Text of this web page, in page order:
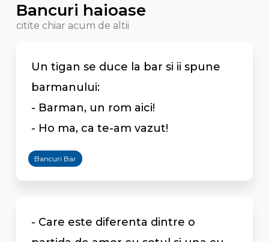
Bancuri haioase
citite chiar acum de altii
Un tigan se duce la bar si ii spune
barmanului:
- Barman, un rom aici!
- Ho ma, ca te-am vazut!
Bancuri Bar
- Care este diferenta dintre o